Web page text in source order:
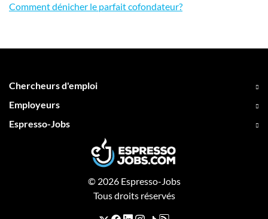
Comment dénicher le parfait cofondateur?
Chercheurs d'emploi
Employeurs
Espresso-Jobs
© 2026 Espresso-Jobs
Tous droits réservés